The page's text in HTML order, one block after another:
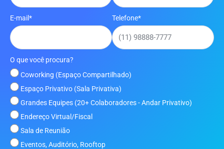
E-mail* Telefone*
O que você procura?
Coworking (Espaço Compartilhado)
Espaço Privativo (Sala Privativa)
Grandes Equipes (20+ Colaboradores - Andar Privativo)
Endereço Virtual/Fiscal
Sala de Reunião
Eventos, Auditório, Rooftop